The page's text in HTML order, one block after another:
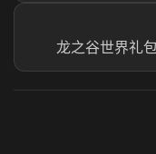
龙之谷世界礼